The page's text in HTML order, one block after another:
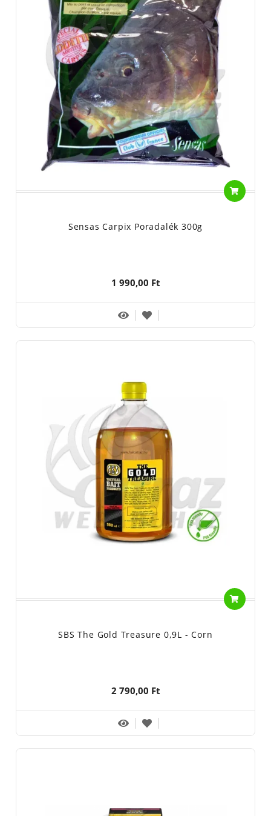
Sensas Carpix Poradalék 300g
1 990,00 Ft
SBS The Gold Treasure 0,9L - Corn
2 790,00 Ft